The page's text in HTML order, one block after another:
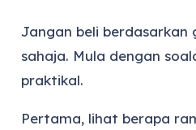
Jangan beli
sahaja. Mula dengan
praktikal.
Pertama, lihat berapa